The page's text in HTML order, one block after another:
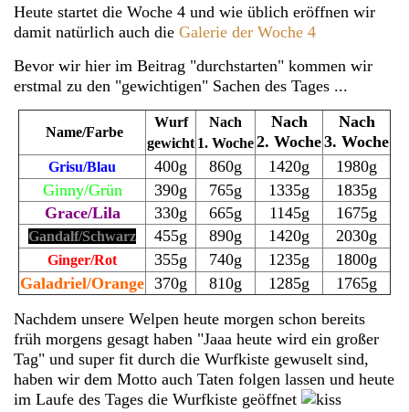
Heute startet die Woche 4 und wie üblich eröffnen wir
damit natürlich auch die Galerie der Woche 4
Bevor wir hier im Beitrag "durchstarten" kommen wir
erstmal zu den "gewichtigen" Sachen des Tages ...
Name/Farbe
Wurf
gewicht
Nach
1. Woche
Nach
2. Woche
Nach
3. Woche
Grisu/Blau 400g 860g 1420g
1980g
Ginny/Grün
390g 765g 1335g
1835g
Grace/Lila
330g 665g 1145g 1675g
Gandalf/Schwarz 455g 890g 1420g 2030g
Ginger/Rot 355g 740g 1235g
1800g
Galadriel/Orange 370g 810g 1285g
1765g
Nachdem unsere Welpen heute morgen schon bereits
früh morgens gesagt haben "Jaaa heute wird ein großer
Tag" und super fit durch die Wurfkiste gewuselt sind,
haben wir dem Motto auch Taten folgen lassen und heute
im Laufe des Tages die Wurfkiste geöffnet